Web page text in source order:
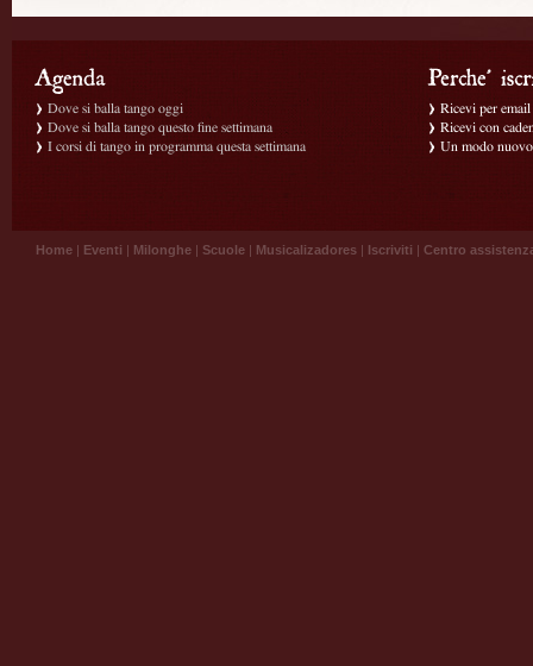
Dove si balla tango oggi
Dove si balla tango questo fine settimana
I corsi di tango in programma questa settimana
Ricevi per
Ricevi con
Un modo
Home | Eventi | Milonghe | Scuole | Musicalizadores | Iscriviti | Centro